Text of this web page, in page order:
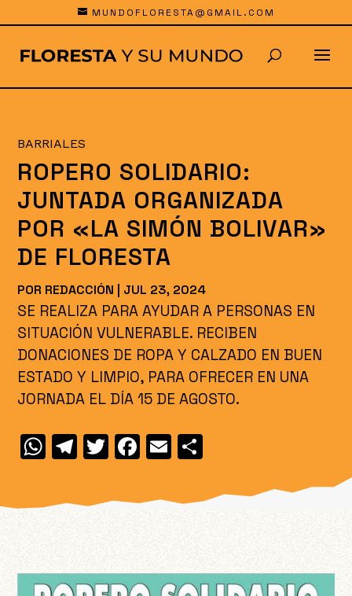
MUNDOFLORESTA@GMAIL.COM
BARRIALES
ROPERO SOLIDARIO:
JUNTADA ORGANIZADA
POR «LA SIMÓN BOLIVAR»
DE FLORESTA
POR REDACCIÓN JUL 23, 2024
SE REALIZA PARA AYUDAR A PERSONAS EN
SITUACIÓN VULNERABLE. RECIBEN
DONACIONES DE ROPA Y CALZADO EN BUEN
ESTADO Y LIMPIO, PARA OFRECER EN UNA
JORNADA EL DÍA 15 DE AGOSTO.
W
at
p
T
e
m
T
itt
F
c
o
E
ai m
ti